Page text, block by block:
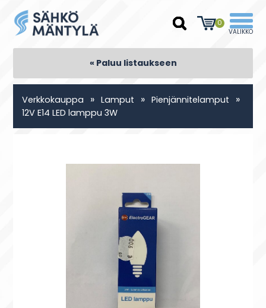
0
« Paluu listaukseen
Verkkokauppa » Lamput » Pienjännitelamput »
12V E14 LED lamppu 3W